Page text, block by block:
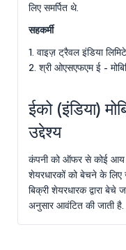
लिए समर्पित थे.
सहकर्मी
1. वाइज़ ट्रैवल इंडिया
2. श्री ओएसएफएम ई -
ईको (इंडिया)
उद्देश्य
कंपनी को ऑफर से कोई आय
शेयरधारकों को बेचने के
बिक्री शेयरधारक द्वारा
अनुसार आवंटित की जाती है.